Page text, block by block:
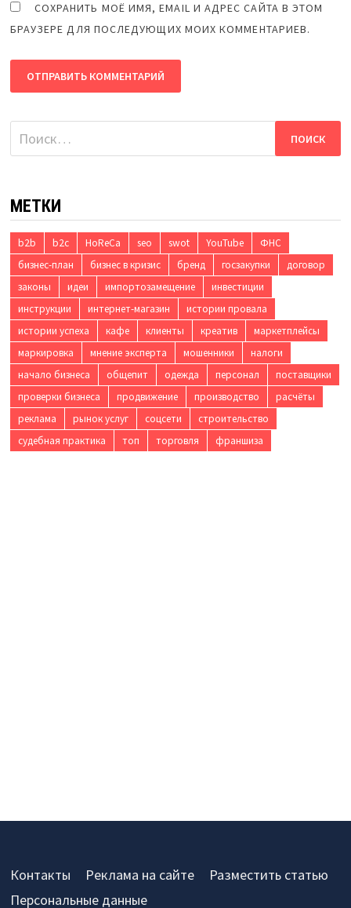
СОХРАНИТЬ МОЁ ИМЯ, EMAIL И АДРЕС САЙТА В ЭТОМ
БРАУЗЕРЕ ДЛЯ ПОСЛЕДУЮЩИХ МОИХ КОММЕНТАРИЕВ.
Найти:
МЕТКИ
b2b b2c HoReCa seo swot YouTube
ФНС
бизнес-план
бизнес в кризис бренд госзакупки
договор
законы
идеи импортозамещение
инвестиции
инструкции
интернет-магазин
истории провала
истории успеха
кафе клиенты креатив
маркетплейсы
маркировка
мнение эксперта мошенники
налоги
начало бизнеса
общепит одежда персонал
поставщики
проверки бизнеса
продвижение производство
расчёты
реклама
рынок услуг соцсети
строительство
судебная практика
топ торговля франшиза
Контакты Реклама на сайте
Разместить статью
Персональные данные